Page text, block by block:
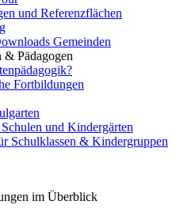
und Referenzflächen
Gemeinden
& Pädagogen
Fortbildungen
und Kindergärten
Schulklassen & Kindergruppen
im Überblick